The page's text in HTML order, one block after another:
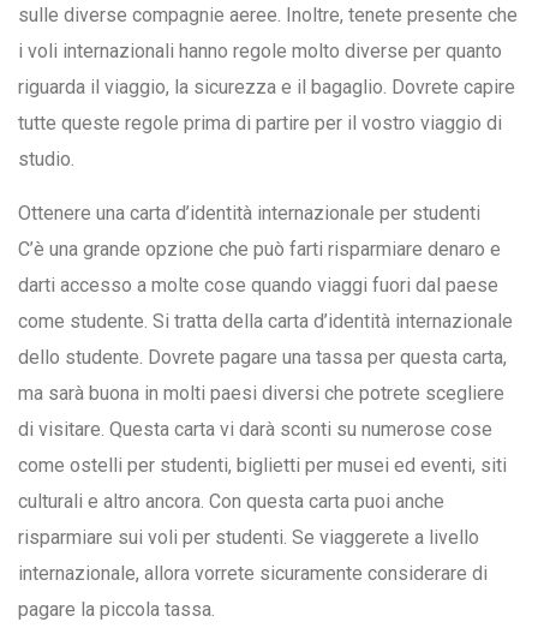
sulle diverse compagnie aeree. Inoltre, tenete presente che
i voli internazionali hanno regole molto diverse per quanto
riguarda il viaggio, la sicurezza e il bagaglio. Dovrete capire
tutte queste regole prima di partire per il vostro viaggio di
studio.
Ottenere una carta d’identità internazionale per studenti
C’è una grande opzione che può farti risparmiare denaro e
darti accesso a molte cose quando viaggi fuori dal paese
come studente. Si tratta della carta d’identità internazionale
dello studente. Dovrete pagare una tassa per questa carta,
ma sarà buona in molti paesi diversi che potrete scegliere
di visitare. Questa carta vi darà sconti su numerose cose
come ostelli per studenti, biglietti per musei ed eventi, siti
culturali e altro ancora. Con questa carta puoi anche
risparmiare sui voli per studenti. Se viaggerete a livello
internazionale, allora vorrete sicuramente considerare di
pagare la piccola tassa.